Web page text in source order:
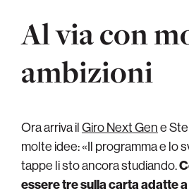
Al via con
ambizioni
Ora arriva ilGiro Next Gene
molte idee: «Il programma e lo
tappe li sto ancora studiando.
essere tre sulla carta adatte